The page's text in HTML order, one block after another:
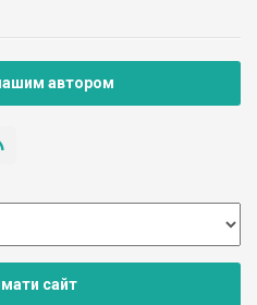
автором
сайт